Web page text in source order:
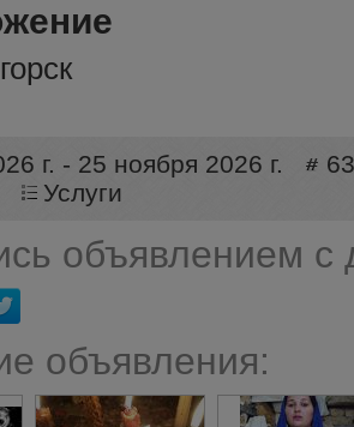
г. - 25 ноября 2026 г.
Услуги
объявлением с
объявления: